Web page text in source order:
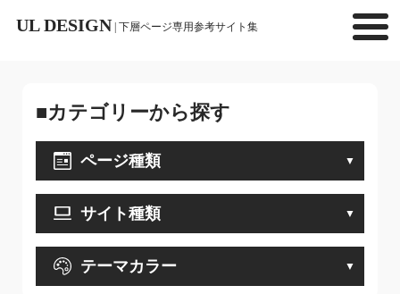
UL DESIGN | 下層ページ専用参考サイト集
■カテゴリーから探す
ページ種類
サイト種類
テーマカラー